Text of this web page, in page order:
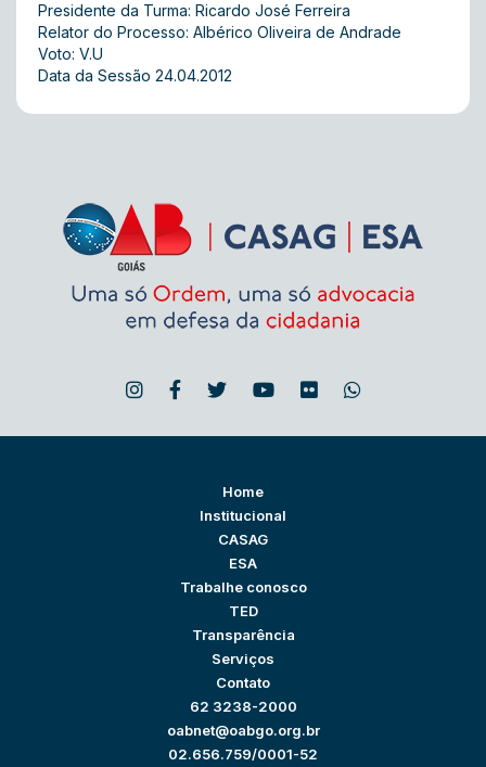
Presidente da Turma: Ricardo José Ferreira
Relator do Processo: Albérico Oliveira de Andrade
Voto: V.U
Data da Sessão 24.04.2012
Home
Institucional
CASAG
ESA
Trabalhe conosco
TED
Transparência
Serviços
Contato
62 3238-2000
oabnet@oabgo.org.br
02.656.759/0001-52